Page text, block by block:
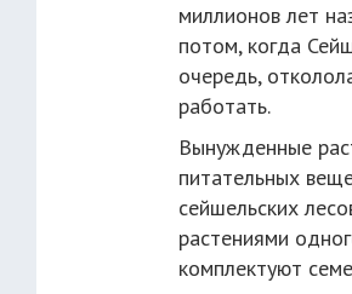
миллионов лет
потом, когда
очередь,
работать.
Вынужденные
питательных
сейшельских
растениями
комплектуют